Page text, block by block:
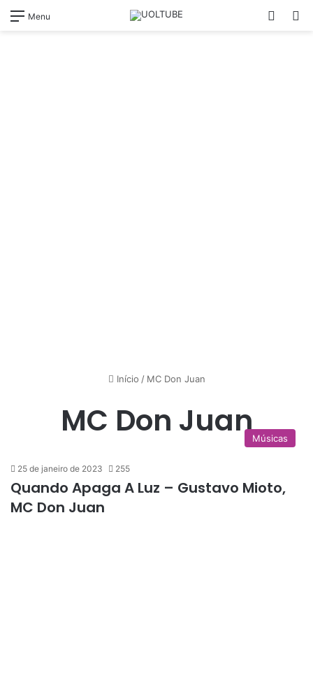
Menu
Início / MC Don Juan
MC Don JuanMúsicas
25 de janeiro de 2023 255
Quando Apaga A Luz – Gustavo Mioto,
MC Don Juan